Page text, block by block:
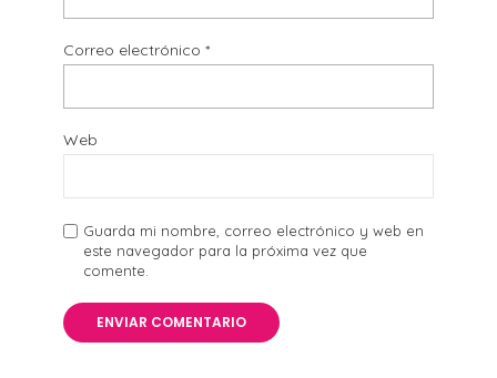
Correo electrónico *
Web
Guarda mi nombre, correo electrónico y web en
este navegador para la próxima vez que
comente.